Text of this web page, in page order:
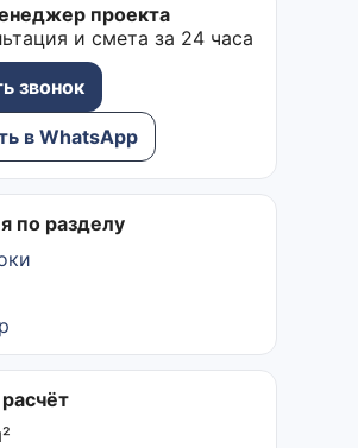
проекта
и смета за 24 часа
звонок
в WhatsApp
по разделу